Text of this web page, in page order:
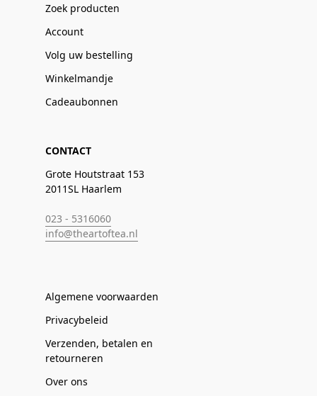
Zoek producten
Account
Volg uw bestelling
Winkelmandje
Cadeaubonnen
CONTACT
Grote Houtstraat 153
2011SL Haarlem
023 - 5316060
info@theartoftea.nl
Algemene voorwaarden
Privacybeleid
Verzenden, betalen en
retourneren
Over ons